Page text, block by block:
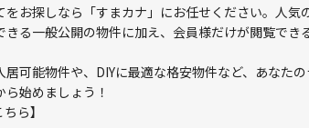
をお探しなら「すまカナ」にお任せください。人
る一般公開の物件に加え、会員様だけが閲覧でき
居可能物件や、DIYに最適な格安物件など、あなた
始めましょう！
ら】